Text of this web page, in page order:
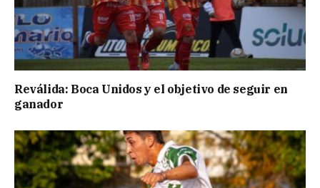
Reválida: Boca Unidos y el objetivo de seguir en
ganador